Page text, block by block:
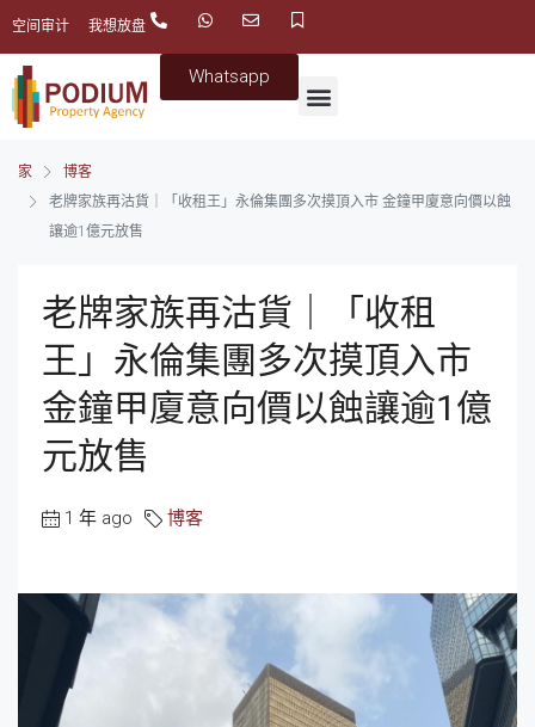
空间审计 我想放盘
Whatsapp
家
博客
老牌家族再沽貨｜「收租王」永倫集團多次摸頂入市 金鐘甲廈意向價以蝕
讓逾1億元放售
老牌家族再沽貨｜「收租
王」永倫集團多次摸頂入市
金鐘甲廈意向價以蝕讓逾1億
元放售
1 年 ago 博客